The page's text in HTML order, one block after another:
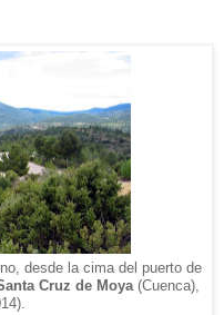
desde la cima del puerto de
Cruz de Moya (Cuenca),